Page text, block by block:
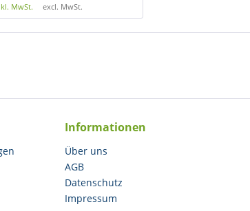
MwSt. excl. MwSt.
Informationen
Über uns
AGB
Datenschutz
Impressum